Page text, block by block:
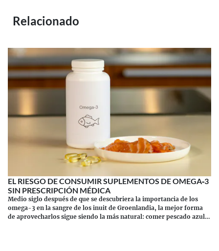
Relacionado
EL RIESGO DE CONSUMIR SUPLEMENTOS DE OMEGA‑3
SIN PRESCRIPCIÓN MÉDICA
Medio siglo después de que se descubriera la importancia de los
omega-3 en la sangre de los inuit de Groenlandia, la mejor forma
de aprovecharlos sigue siendo la más natural: comer pescado azul.